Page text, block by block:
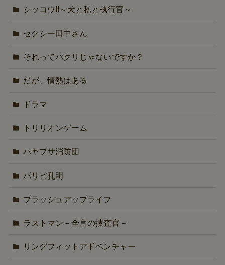
シッコウ!!～犬と私と執行官～
セクシー田中さん
それってパクリじゃないですか？
だが、情熱はある
ドラマ
トリリオンゲーム
ハヤブサ消防団
パリピ孔明
ブラッシュアップライフ
ラストマン－全盲の捜査官－
リングフィットアドベンチャー